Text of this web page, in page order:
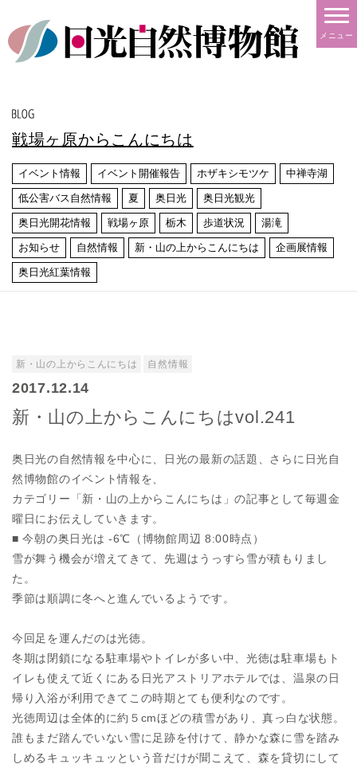
メニュー
戦場ヶ原からこんにちは
イベント情報 イベント開催報告 ホザキシモツケ 中禅寺湖
低公害バス自然情報 夏 奥日光 奥日光観光
奥日光開花情報 戦場ヶ原 栃木 歩道状況 湯滝
お知らせ 自然情報 新・山の上からこんにちは 企画展情報
奥日光紅葉情報
新・山の上からこんにちは 自然情報
2017.12.14
新・山の上からこんにちはvol.241
奥日光の自然情報を中心に、日光の最新の話題、さらに日光自
然博物館のイベント情報を、
カテゴリー「新・山の上からこんにちは」の記事として毎週金
曜日にお伝えしていきます。
■ 今朝の奥日光は -6℃（博物館周辺 8:00時点）
雪が舞う機会が増えてきて、先週はうっすら雪が積もりまし
た。
季節は順調に冬へと進んでいるようです。
今回足を運んだのは光徳。
冬期は閉鎖になる駐車場やトイレが多い中、光徳は駐車場もト
イレも使えて近くにある日光アストリアホテルでは、温泉の日
帰り入浴が利用できてこの時期とても便利なのです。
光徳周辺は全体的に約５cmほどの積雪があり、真っ白な状態。
誰もまだ踏んでいない雪に足跡を付けて、静かな森に雪を踏み
しめるキュッキュッという音だけが聞こえて、森を貸切にして